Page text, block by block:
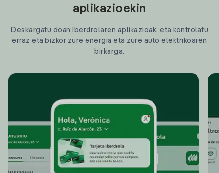
aplikazioekin
Deskargatu doan Iberdrolaren aplikazioak, eta kontrolatu
erraz eta bizkor zure energia eta zure auto elektrikoaren
birkarga.